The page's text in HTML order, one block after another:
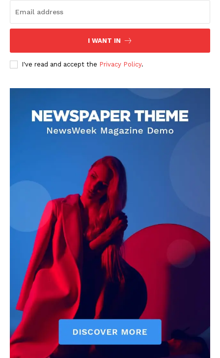
AIN NEWS 1
Contact Us
Privacy Policy
Terms of Use Agreement
Facebook
X WhatsApp
Share
I WANT IN
I've read and accept the Privacy Policy.